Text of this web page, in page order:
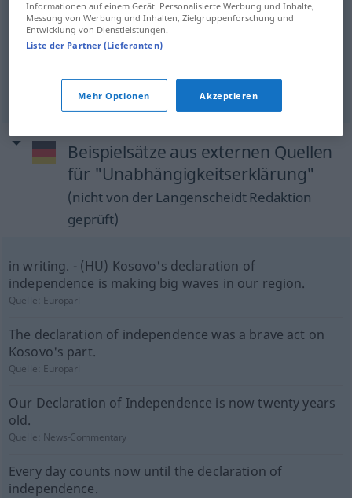
Unabhängigkeitserklärung
Beispielsätze aus externen Quellen
für "Unabhängigkeitserklärung"
(nicht von der Langenscheidt Redaktion
geprüft)
in writing. - (HU) Kosovo's declaration of
independence is making big waves in our region.
Quelle: Europarl
The declaration of independence was a brave act on
Kosovo's part.
Quelle: Europarl
Our Declaration of Independence is now twenty years
old.
Quelle: News-Commentary
Every day counts now until the declaration of
independence.
Informationen auf einem Gerät. Personalisierte Werbung und Inhalte,
Messung von Werbung und Inhalten, Zielgruppenforschung und
Entwicklung von Dienstleistungen.
Liste der Partner (Lieferanten)
Mehr Optionen Akzeptieren